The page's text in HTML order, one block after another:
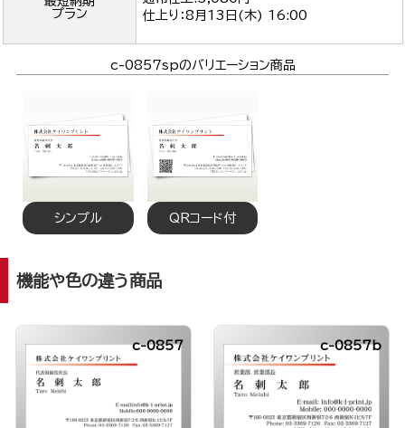
プラン
仕上り：8月13日(木) 16:00
c-0857spのバリエーション商品
シンプル QRコード付
機能や色の違う商品
c-0857 c-0857b